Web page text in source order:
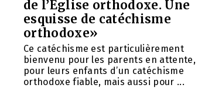
de l’Église orthodoxe. Une
esquisse de catéchisme
orthodoxe»
Ce catéchisme est particulièrement
bienvenu pour les parents en attente,
pour leurs enfants d’un catéchisme
orthodoxe fiable, mais aussi pour ...